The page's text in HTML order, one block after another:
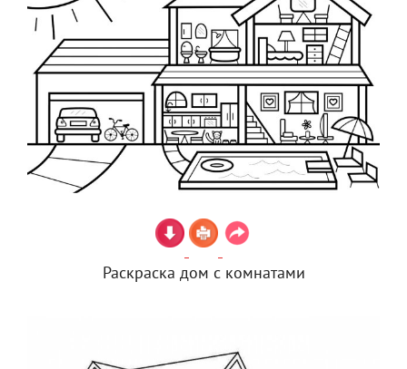
Раскраска дом с комнатами